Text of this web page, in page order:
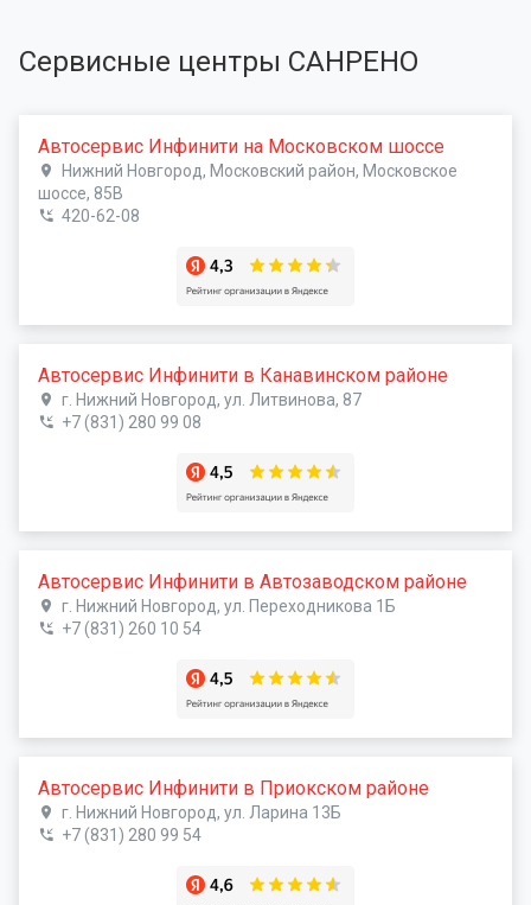
Сервисные центры САНРЕНО
Автосервис Инфинити на Московском шоссе
Нижний Новгород, Московский район, Московское
шоссе, 85В
420-62-08
Автосервис Инфинити в Канавинском районе
г. Нижний Новгород, ул. Литвинова, 87
+7 (831) 280 99 08
Автосервис Инфинити в Автозаводском районе
г. Нижний Новгород, ул. Переходникова 1Б
+7 (831) 260 10 54
Автосервис Инфинити в Приокском районе
г. Нижний Новгород, ул. Ларина 13Б
+7 (831) 280 99 54